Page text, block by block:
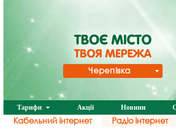
Черепівка
Тарифи Акції Новини
Кабельний інтернет Радіо інтернет